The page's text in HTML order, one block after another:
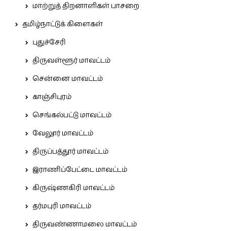
மாற்றுத் திறனாளிகள் பாசறை
தமிழ்நாட்டுக் கிளைகள்
புதுச்சேரி
திருவள்ளூர் மாவட்டம்
சென்னை மாவட்டம்
காஞ்சிபுரம்
செங்கல்பட்டு மாவட்டம்
வேலூர் மாவட்டம்
திருப்பத்தூர் மாவட்டம்
இராணிப்பேட்டை மாவட்டம்
கிருஷ்ணகிரி மாவட்டம்
தர்மபுரி மாவட்டம்
திருவண்ணாமலை மாவட்டம்